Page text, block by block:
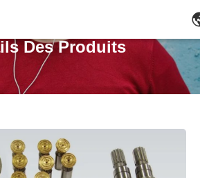
Des Produits